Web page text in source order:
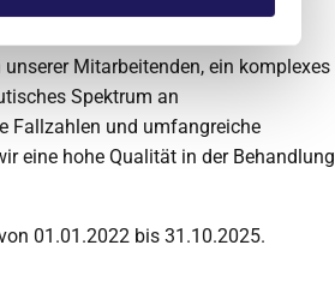
ist sichergestellt.
Mitarbeitenden, ein komplexes
Spektrum an
Fallzahlen und umfangreiche
eine hohe Qualität in der Behandlung
01.01.2022 bis 31.10.2025.